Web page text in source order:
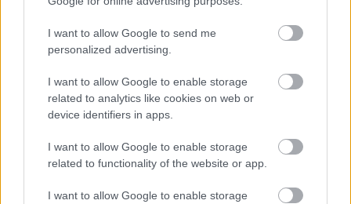
I want to allow Google to send me
personalized advertising.
I want to allow Google to enable storage
related to analytics like cookies on web or
device identifiers in apps.
I want to allow Google to enable storage
related to functionality of the website or app.
I want to allow Google to enable storage
Lynn Painter: Jobb ​mint a filmeken
2023. október 19.